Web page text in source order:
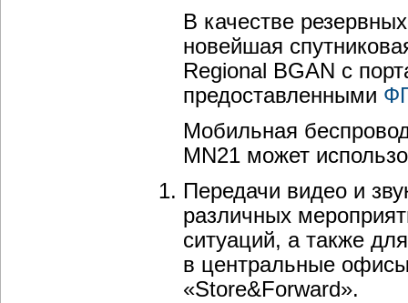
В качестве
новейшая
Regional BGAN с
предоставленными
Мобильная
MN21 может
Передачи видео и
различных
ситуаций, а также
в центральные
«Store&Forward».